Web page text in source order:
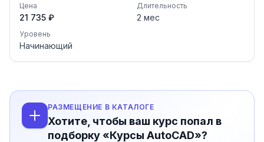
Цена
21 735 ₽
Длительность
2 мес
Уровень
Начинающий
РАЗМЕЩЕНИЕ В КАТАЛОГЕ
Хотите, чтобы ваш курс попал в
подборку «Курсы AutoCAD»?